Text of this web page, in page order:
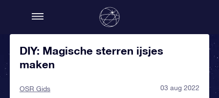
DIY: Magische sterren ijsjes
maken
OSR Gids 03 aug 2022